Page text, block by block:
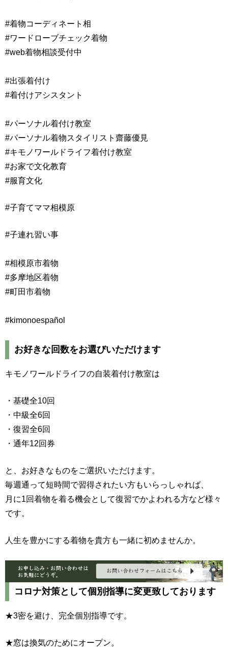
#着物コーディネート相
#ワードローブチェック着物
#web着物相談受付中
#出張着付け
#着付けアシスタント
#パーソナル着付け教室
#パーソナル着物スタイリスト齋藤優見
#キモノワールドライフ着付け教室
#お家で文化教育
#服育文化
#子育てママ相模原
#子連れ習い事
#相模原市着物
#多摩地区着物
#町田市着物
#kimonoespañol
お好きな回数をお選びいただけます
キモノワールドライフの自装着付け教室は
・基礎全10回
・中級全6回
・復習全6回
・通年12回券
と、お好きなものをご選択いただけます。
毎週通って短時間で習得されたい方もいらっしゃれば、
月に1回着物を着る機会として復習でかよわれる方など様々
です。
人生を豊かにする着物を貴方も一緒に初めませんか。
コロナ対策として個別指導に変更致しております
★3密を避け、完全個別指導です。
★窓は換気のためにオープン。